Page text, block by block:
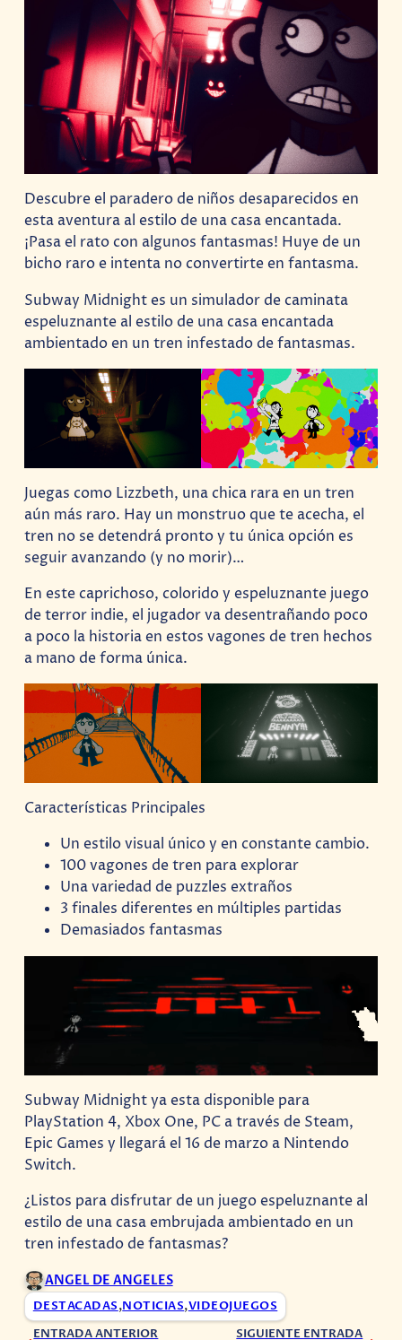
Descubre el paradero de niños desaparecidos en
esta aventura al estilo de una casa encantada.
¡Pasa el rato con algunos fantasmas! Huye de un
bicho raro e intenta no convertirte en fantasma.
Subway Midnight es un simulador de caminata
espeluznante al estilo de una casa encantada
ambientado en un tren infestado de fantasmas.
Juegas como Lizzbeth, una chica rara en un tren
aún más raro. Hay un monstruo que te acecha, el
tren no se detendrá pronto y tu única opción es
seguir avanzando (y no morir)…
En este caprichoso, colorido y espeluznante juego
de terror indie, el jugador va desentrañando poco
a poco la historia en estos vagones de tren hechos
a mano de forma única.
Características Principales
Un estilo visual único y en constante cambio.
100 vagones de tren para explorar
Una variedad de puzzles extraños
3 finales diferentes en múltiples partidas
Demasiados fantasmas
Subway Midnight ya esta disponible para
PlayStation 4, Xbox One, PC a través de Steam,
Epic Games y llegará el 16 de marzo a Nintendo
Switch.
¿Listos para disfrutar de un juego espeluznante al
estilo de una casa embrujada ambientado en un
tren infestado de fantasmas?
ANGEL DE ANGELES
DESTACADAS,NOTICIAS,VIDEOJUEGOS
ENTRADA ANTERIOR
SIGUIENTE ENTRADA